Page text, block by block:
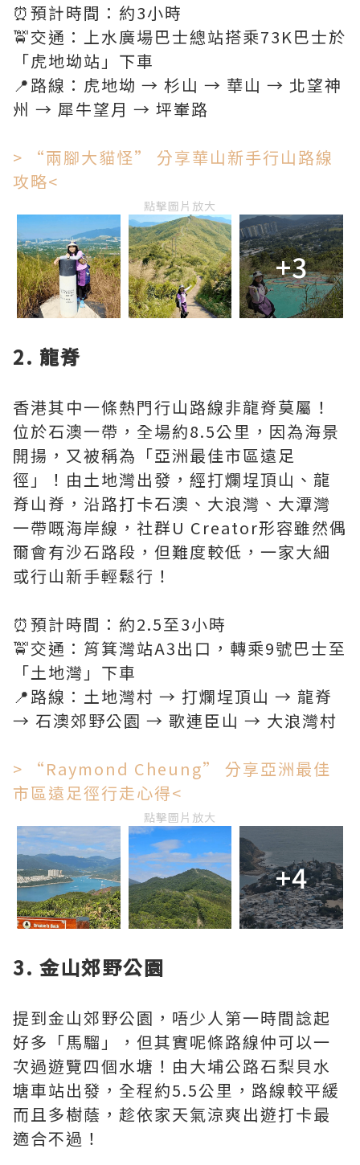
⏰預計時間：約3小時
🚖交通：上水廣場巴士總站搭乘73K巴士於
「虎地坳站」下車
📍路線：虎地坳 → 杉山 → 華山 → 北望神
州 → 犀牛望月 → 坪輋路
> “兩腳大貓怪” 分享華山新手行山路線
攻略<
點擊圖片放大
+3
2. 龍脊
香港其中一條熱門行山路線非龍脊莫屬！
位於石澳一帶，全場約8.5公里，因為海景
開揚，又被稱為「亞洲最佳市區遠足
徑」！由土地灣出發，經打爛埕頂山、龍
脊山脊，沿路打卡石澳、大浪灣、大潭灣
一帶嘅海岸線，社群U Creator形容雖然偶
爾會有沙石路段，但難度較低，一家大細
或行山新手輕鬆行！
⏰預計時間：約2.5至3小時
🚖交通：筲箕灣站A3出口，轉乘9號巴士至
「土地灣」下車
📍路線：土地灣村 → 打爛埕頂山 → 龍脊
→ 石澳郊野公園 → 歌連臣山 → 大浪灣村
> “Raymond Cheung” 分享亞洲最佳
市區遠足徑行走心得<
點擊圖片放大
+4
3. 金山郊野公園
提到金山郊野公園，唔少人第一時間諗起
好多「馬騮」，但其實呢條路線仲可以一
次過遊覽四個水塘！由大埔公路石梨貝水
塘車站出發，全程約5.5公里，路線較平緩
而且多樹蔭，趁依家天氣涼爽出遊打卡最
適合不過！